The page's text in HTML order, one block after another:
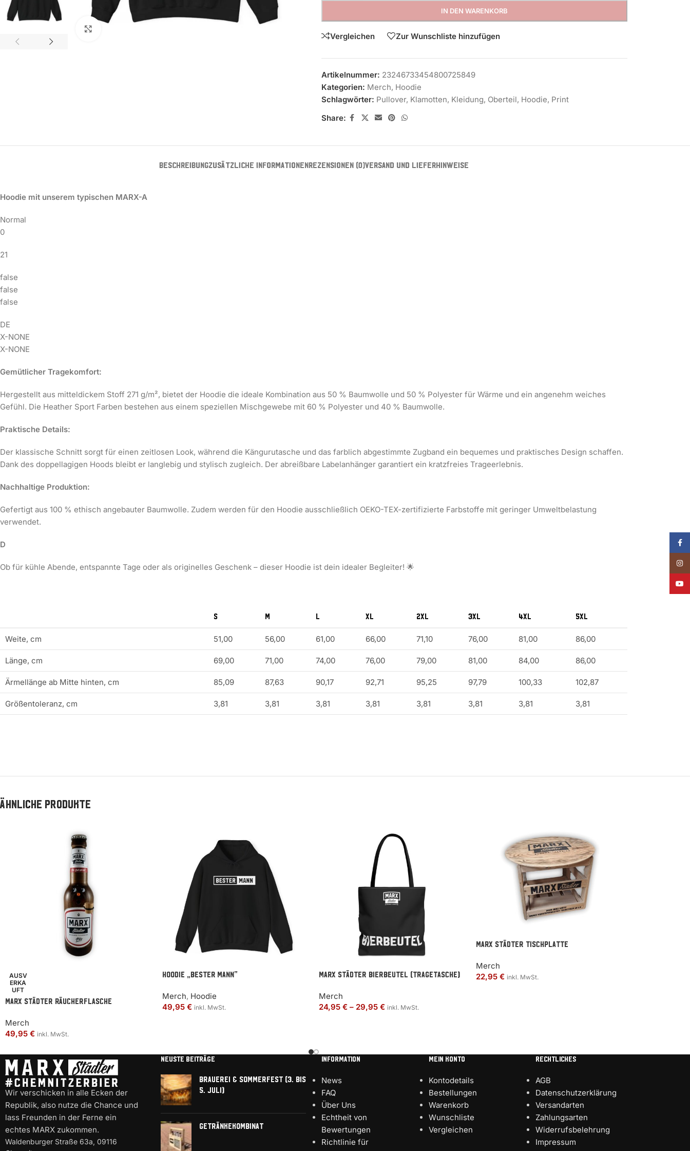
IN DEN WARENKORB
Vergleichen Zur Wunschliste hinzufügen
Artikelnummer: 23246733454800725849
Kategorien: Merch, Hoodie
Schlagwörter: Pullover, Klamotten, Kleidung, Oberteil, Hoodie, Print
Share:
BESCHREIBUNGZUSÄTZLICHE INFORMATIONEN REZENSIONEN (0)VERSAND UND LIEFERHINWEISE
Hoodie mit unserem typischen MARX-A
Normal
0
21
false
false
false
DE
X-NONE
X-NONE
Gemütlicher Tragekomfort:
Hergestellt aus mitteldickem Stoff 271 g/m², bietet der Hoodie die ideale Kombination aus 50 % Baumwolle und 50 % Polyester für Wärme und ein angenehm weiches
Gefühl. Die Heather Sport Farben bestehen aus einem speziellen Mischgewebe mit 60 % Polyester und 40 % Baumwolle.
Praktische Details:
Der klassische Schnitt sorgt für einen zeitlosen Look, während die Kängurutasche und das farblich abgestimmte Zugband ein bequemes und praktisches Design schaffen.
Dank des doppellagigen Hoods bleibt er langlebig und stylisch zugleich. Der abreißbare Labelanhänger garantiert ein kratzfreies Trageerlebnis.
Nachhaltige Produktion:
Gefertigt aus 100 % ethisch angebauter Baumwolle. Zudem werden für den Hoodie ausschließlich OEKO-TEX-zertifizierte Farbstoffe mit geringer Umweltbelastung
verwendet.
D
Ob für kühle Abende, entspannte Tage oder als originelles Geschenk – dieser Hoodie ist dein idealer Begleiter! 🌟
S M L XL 2XL 3XL 4XL 5XL
Weite, cm 51,00 56,00 61,00 66,00 71,10 76,00 81,00 86,00
Länge, cm 69,00 71,00 74,00 76,00 79,00 81,00 84,00 86,00
Ärmellänge ab Mitte hinten, cm 85,09 87,63 90,17 92,71 95,25 97,79 100,33 102,87
Größentoleranz, cm 3,81 3,81 3,81 3,81 3,81 3,81 3,81 3,81
Ähnliche Produkte
AUSV
ERKA
UFT
MARX Städter Räucherflasche
Merch
49,95 € inkl. MwSt.
Hoodie „BESTER MANN“
Merch, Hoodie
49,95 € inkl. MwSt.
MARX Städter Bierbeutel (Tragetasche)
Merch
24,95 € – 29,95 € inkl. MwSt.
MARX Städter Tischplatte
Merch
22,95 € inkl. MwSt.
Wir verschicken in alle Ecken der
Republik, also nutze die Chance und
lass Freunden in der Ferne ein
echtes MARX zukommen.
Waldenburger Straße 63a, 09116
NEUSTE BEITRÄGE
Brauerei & Sommerfest (3. bis
5. Juli)
Getränkekombinat
INFORMATION
News
FAQ
Über Uns
Echtheit von
Bewertungen
Richtlinie für
MEIN KONTO
Kontodetails
Bestellungen
Warenkorb
Wunschliste
Vergleichen
RECHTLICHES
AGB
Datenschutzerklärung
Versandarten
Zahlungsarten
Widerrufsbelehrung
Impressum